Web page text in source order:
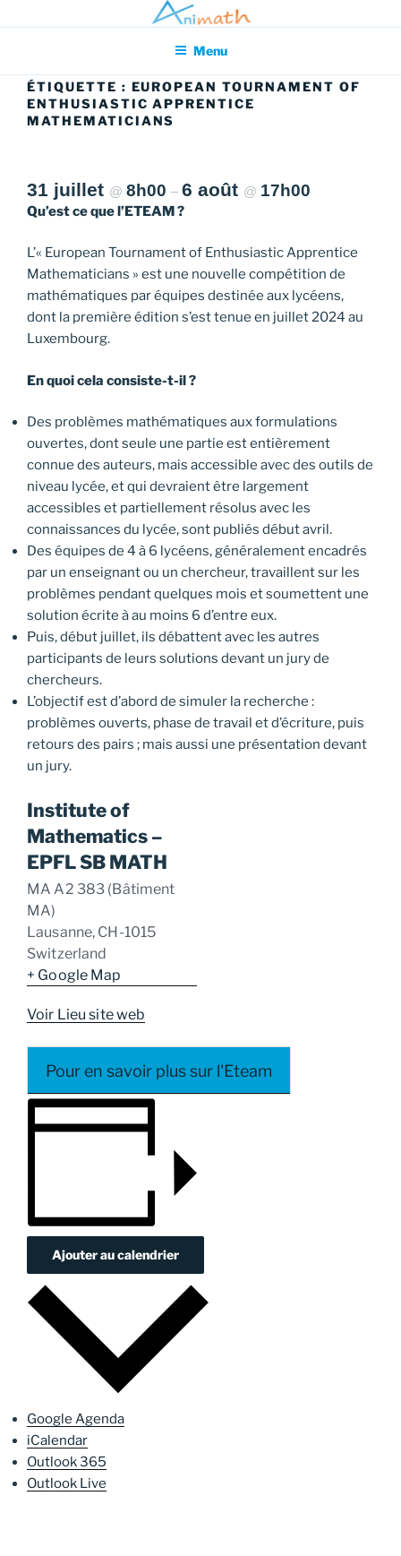
au
principal
Association pour l'Animation en Mathématiques
Menu
ÉTIQUETTE : EUROPEAN TOURNAMENT OF
ENTHUSIASTIC APPRENTICE
MATHEMATICIANS
31 juillet @ 8h00 – 6 août @ 17h00
Qu’est ce que l’ETEAM ?
L’« European Tournament of Enthusiastic Apprentice
Mathematicians » est une nouvelle compétition de
mathématiques par équipes destinée aux lycéens,
dont la première édition s’est tenue en juillet 2024 au
Luxembourg.
En quoi cela consiste-t-il ?
Des problèmes mathématiques aux formulations
ouvertes, dont seule une partie est entièrement
connue des auteurs, mais accessible avec des outils de
niveau lycée, et qui devraient être largement
accessibles et partiellement résolus avec les
connaissances du lycée, sont publiés début avril.
Des équipes de 4 à 6 lycéens, généralement encadrés
par un enseignant ou un chercheur, travaillent sur les
problèmes pendant quelques mois et soumettent une
solution écrite à au moins 6 d’entre eux.
Puis, début juillet, ils débattent avec les autres
participants de leurs solutions devant un jury de
chercheurs.
L’objectif est d’abord de simuler la recherche :
problèmes ouverts, phase de travail et d’écriture, puis
retours des pairs ; mais aussi une présentation devant
un jury.
Institute of
Mathematics –
EPFL SB MATH
MA A2 383 (Bâtiment
MA)
Lausanne, CH-1015
Switzerland
+ Google Map
Voir Lieu site web
Pour en savoir plus sur l'Eteam
Ajouter au calendrier
Google Agenda
iCalendar
Outlook 365
Outlook Live